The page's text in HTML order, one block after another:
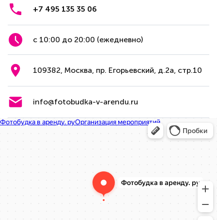
+7 495 135 35 06
с 10:00 до 20:00 (ежедневно)
109382, Москва, пр. Егорьевский, д.2а, стр.10
info@fotobudka-v-arendu.ru